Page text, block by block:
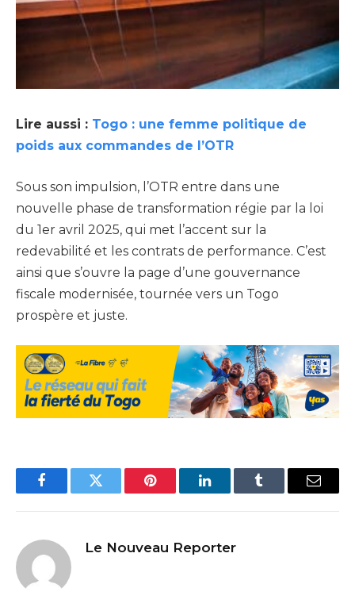
Lire aussi : Togo : une femme politique de
poids aux commandes de l’OTR
Sous son impulsion, l’OTR entre dans une
nouvelle phase de transformation régie par la loi
du 1er avril 2025, qui met l’accent sur la
redevabilité et les contrats de performance. C’est
ainsi que s’ouvre la page d’une gouvernance
fiscale modernisée, tournée vers un Togo
prospère et juste.
FacebookTwitter Pinterest LinkedInTumblr Email
Le Nouveau Reporter